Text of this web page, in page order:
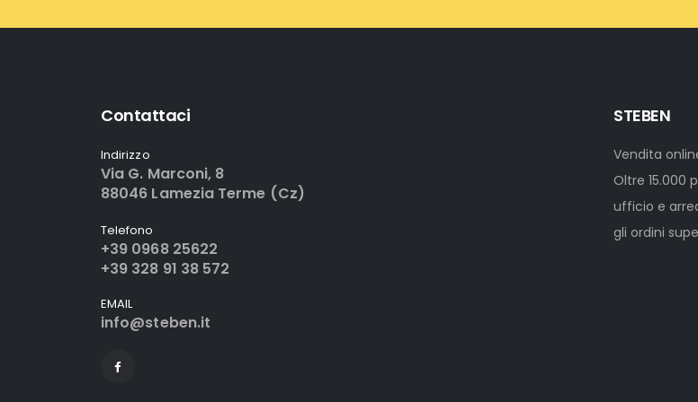
Contattaci
Indirizzo
Via G. Marconi, 8
88046 Lamezia Terme (Cz)
Telefono
+39 0968 25622
+39 328 91 38 572
EMAIL
info@steben.it
STEBEN
Vendita
Oltre 15.000
ufficio e
gli ordini